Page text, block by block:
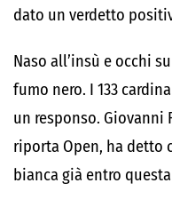
dato un verdetto
Naso all’insù e occhi
fumo nero. I 133
un responso. Giovanni
riporta Open, ha detto
bianca già entro